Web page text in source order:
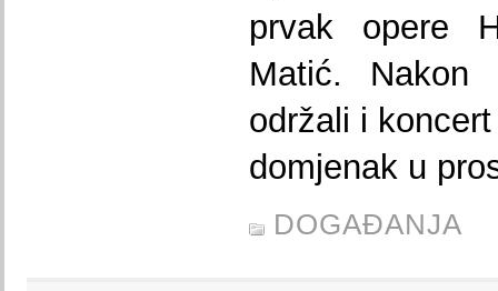
prvak opere
Matić.
održali i
domjenak u
DOGAĐANJA